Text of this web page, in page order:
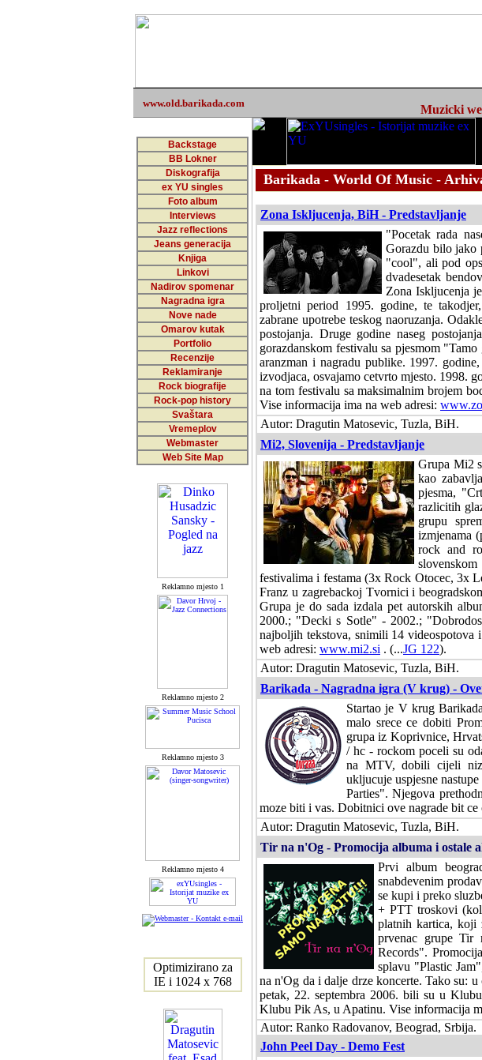
www.old.barikada.com Muzicki
Backstage
BB Lokner
Diskografija
ex YU singles
Foto album
Interviews
Jazz reflections
Jeans generacija
Knjiga
Linkovi
Nadirov spomenar
Nagradna igra
Nove nade
Omarov kutak
Portfolio
Recenzije
Reklamiranje
Rock biografije
Rock-pop history
Svaštara
Vremeplov
Webmaster
Web Site Map
Reklamno mjesto 1
Reklamno mjesto 2
Reklamno mjesto 3
Reklamno mjesto 4
Optimizirano za
IE i 1024 x 768
Barikada - World Of Music -
Zona Iskljucenja, BiH - Predstavljanje
"Pocetak rada
Gorazdu bilo jako
"cool", ali pod
dvadesetak
Zona Iskljucenja
proljetni period 1995. godine, te
zabrane upotrebe teskog naoruzanja.
postojanja. Druge godine naseg
gorazdanskom festivalu sa pjesmom
aranzman i nagradu publike. 1997.
izvodjaca, osvajamo cetvrto mjesto. 1998.
na tom festivalu sa maksimalnim brojem
Vise informacija ima na web adresi:
Autor: Dragutin Matosevic, Tuzla, BiH.
Mi2, Slovenija - Predstavljanje
Grupa Mi2
kao
pjesma,
razlicitih
grupu
izmjenama
rock and
festivalima i festama (3x Rock Otocec, 3x
Franz u zagrebackoj Tvornici i
Grupa je do sada izdala pet autorskih
2000.; "Decki s Sotle" - 2002.;
najboljih tekstova, snimili 14 videospotova
web adresi: www.mi2.si . (...JG 122).
Autor: Dragutin Matosevic, Tuzla, BiH.
Barikada - Nagradna igra (V krug) -
Startao je V krug
malo srece ce dobiti
grupa iz Koprivnice,
/ hc - rockom poceli su
na MTV, dobili cijeli niz
ukljucuje uspjesne
Parties". Njegova
moze biti i vas. Dobitnici ove nagrade bit
Autor: Dragutin Matosevic, Tuzla, BiH.
Tir na n'Og - Promocija albuma i ostale
Prvi album
snabdevenim
se kupi i preko
+ PTT troskovi
platnih kartica, koji
prvenac grupe Tir
Records".
splavu "Plastic
na n'Og da i dalje drze koncerte. Tako su:
petak, 22. septembra 2006. bili su u
Klubu Pik As, u Apatinu. Vise informacija
Autor: Ranko Radovanov, Beograd, Srbija.
John Peel Day - Demo Fest